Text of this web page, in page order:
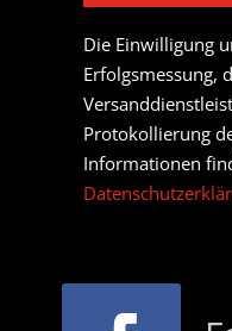
Die Einwilligung
Erfolgsmessung,
Protokollierung
Informationen